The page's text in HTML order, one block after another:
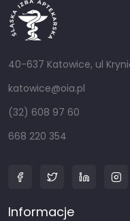
40-637 Katowice, ul
katowice@oia.pl
(32) 608 97 60
668 220 354
Informacje